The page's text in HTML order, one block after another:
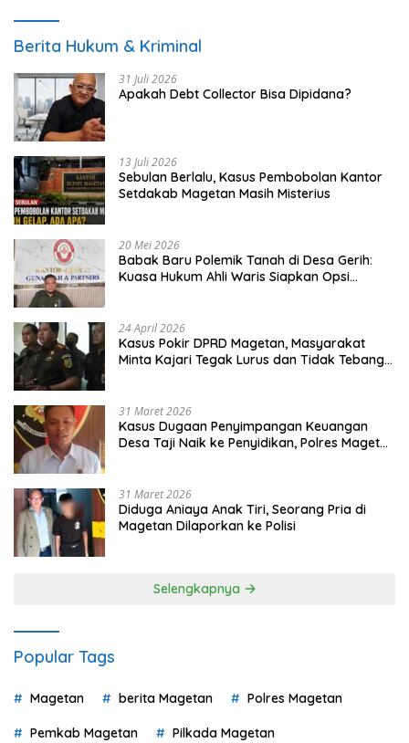
Berita Hukum & Kriminal
31 Juli 2026
Apakah Debt Collector Bisa Dipidana?
13 Juli 2026
Sebulan Berlalu, Kasus Pembobolan Kantor
Setdakab Magetan Masih Misterius
20 Mei 2026
Babak Baru Polemik Tanah di Desa Gerih:
Kuasa Hukum Ahli Waris Siapkan Opsi
24 April 2026
Kasus Pokir DPRD Magetan, Masyarakat
Minta Kajari Tegak Lurus dan Tidak Tebang
31 Maret 2026
Kasus Dugaan Penyimpangan Keuangan
Desa Taji Naik ke Penyidikan, Polres Magetan
31 Maret 2026
Diduga Aniaya Anak Tiri, Seorang Pria di
Magetan Dilaporkan ke Polisi
Selengkapnya
Popular Tags
Magetan berita Magetan Polres Magetan
Pemkab Magetan Pilkada Magetan